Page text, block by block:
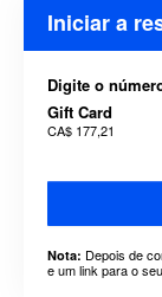
Iniciar a
Digite o
Gift Card
CA$ 177,21
Nota: Depois de
e um link para o